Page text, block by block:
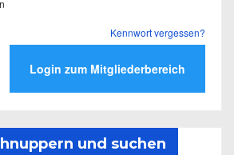
Kennwort vergessen?
und suchen